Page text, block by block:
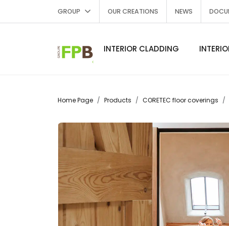
GROUP OUR CREATIONS NEWS
INTERIOR CLADDING
Home Page Products CORETEC floor coverings